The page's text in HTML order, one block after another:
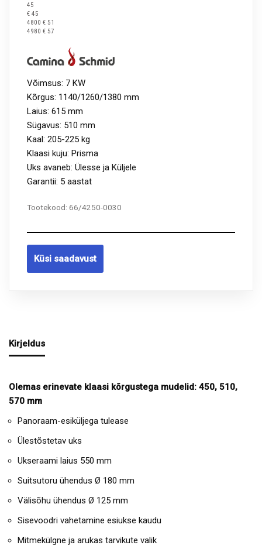
45
€ 45
4800 € 51
4980 € 57
Võimsus: 7 KW
Kõrgus: 1140/1260/1380 mm
Laius: 615 mm
Sügavus: 510 mm
Kaal: 205-225 kg
Klaasi kuju: Prisma
Uks avaneb: Ülesse ja Küljele
Garantii: 5 aastat
Tootekood: 66/4250-0030
Küsi saadavust
Kirjeldus
Olemas erinevate klaasi kõrgustega mudelid: 450, 510,
570 mm
Panoraam-esiküljega tulease
Ülestõstetav uks
Ukseraami laius 550 mm
Suitsutoru ühendus Ø 180 mm
Välisõhu ühendus Ø 125 mm
Sisevoodri vahetamine esiukse kaudu
Mitmekülgne ja arukas tarvikute valik